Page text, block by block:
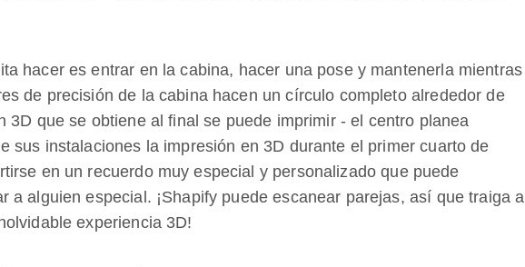
hacer es entrar en la cabina, hacer una pose y mantenerla mientras
de precisión de la cabina hacen un círculo completo alrededor de
3D que se obtiene al final se puede imprimir - el centro planea
sus instalaciones la impresión en 3D durante el primer cuarto de
en un recuerdo muy especial y personalizado que puede
a alguien especial. ¡Shapify puede escanear parejas, así que traiga a
experiencia 3D!